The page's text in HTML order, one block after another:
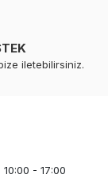
iletebilirsiniz.
- 17:00